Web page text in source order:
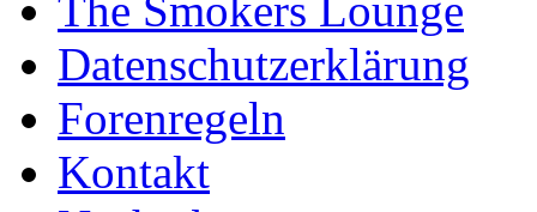
Datenschutzerklärung
Forenregeln
Kontakt